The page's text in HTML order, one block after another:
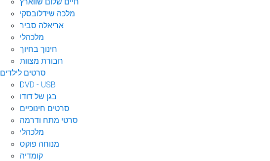
מלכה שידלובסקי
אריאלה סביר
מלכהלי
חינוך בחיוך
חבורת מצוות
סרטים לילדים
DVD - USB
בגן של דודו
סרטים חינוכיים
סרטי מתח ודרמה
מלכהלי
מנוחה פוקס
קומדיה